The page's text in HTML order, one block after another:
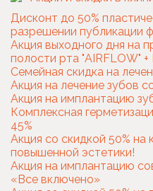
Дисконт до 50%
разрешении публикации
Акция выходного дня на
полости рта "AIRFLOW" +
Семейная скидка на
Акция на лечение зубов
Акция на имплантацию
Комплексная
45%
Акция со скидкой 50% на
повышенной эстетики!
Акция на имплантацию
«Все включено»